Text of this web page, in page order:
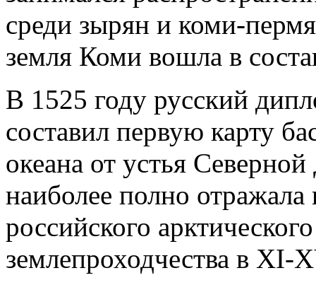
среди зырян и коми-
земля Коми вошла в
В 1525 году русский
составил первую карту
океана от устья
наиболее полно
российского
землепроходчества в XI-